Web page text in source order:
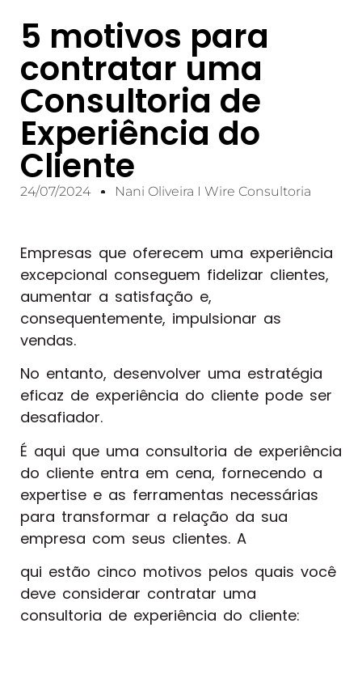
5 motivos para
contratar uma
Consultoria de
Experiência do
Cliente
24/07/2024 Nani Oliveira I Wire Consultoria
Empresas que oferecem uma experiência
excepcional conseguem fidelizar clientes,
aumentar a satisfação e,
consequentemente, impulsionar as
vendas.
No entanto, desenvolver uma estratégia
eficaz de experiência do cliente pode ser
desafiador.
É aqui que uma consultoria de experiência
do cliente entra em cena, fornecendo a
expertise e as ferramentas necessárias
para transformar a relação da sua
empresa com seus clientes. A
qui estão cinco motivos pelos quais você
deve considerar contratar uma
consultoria de experiência do cliente: